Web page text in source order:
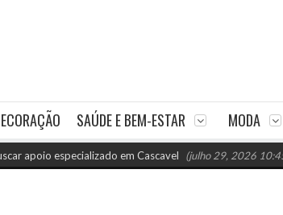
SAÚDE E BEM-ESTAR MODA
especializado em Cascavel (julho 29, 2026 10:45 am)